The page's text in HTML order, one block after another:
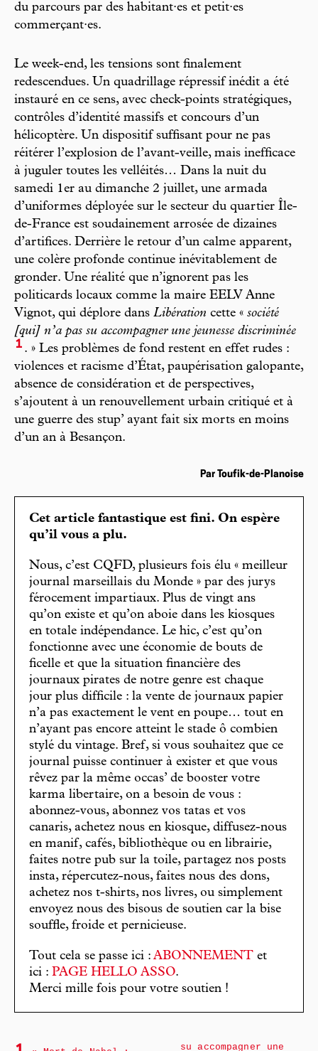
du parcours par des habitant·es et petit·es
commerçant·es.
Le week-end, les tensions sont finalement
redescendues. Un quadrillage répressif inédit a été
instauré en ce sens, avec check-points stratégiques,
contrôles d’identité massifs et concours d’un
hélicoptère. Un dispositif suffisant pour ne pas
réitérer l’explosion de l’avant-veille, mais inefficace
à juguler toutes les velléités… Dans la nuit du
samedi 1er au dimanche 2 juillet, une armada
d’uniformes déployée sur le secteur du quartier Île-
de-France est soudainement arrosée de dizaines
d’artifices. Derrière le retour d’un calme apparent,
une colère profonde continue inévitablement de
gronder. Une réalité que n’ignorent pas les
politicards locaux comme la maire EELV Anne
Vignot, qui déplore dans Libération cette « société
[qui] n’a pas su accompagner une jeunesse discriminée
1 . » Les problèmes de fond restent en effet rudes :
violences et racisme d’État, paupérisation galopante,
absence de considération et de perspectives,
s’ajoutent à un renouvellement urbain critiqué et à
une guerre des stup’ ayant fait six morts en moins
d’un an à Besançon.
Par Toufik-de-Planoise
Cet article fantastique est fini. On espère
qu’il vous a plu.
Nous, c’est CQFD, plusieurs fois élu « meilleur
journal marseillais du Monde » par des jurys
férocement impartiaux. Plus de vingt ans
qu’on existe et qu’on aboie dans les kiosques
en totale indépendance. Le hic, c’est qu’on
fonctionne avec une économie de bouts de
ficelle et que la situation financière des
journaux pirates de notre genre est chaque
jour plus difficile : la vente de journaux papier
n’a pas exactement le vent en poupe… tout en
n’ayant pas encore atteint le stade ô combien
stylé du vintage. Bref, si vous souhaitez que ce
journal puisse continuer à exister et que vous
rêvez par la même occas’ de booster votre
karma libertaire, on a besoin de vous :
abonnez-vous, abonnez vos tatas et vos
canaris, achetez nous en kiosque, diffusez-nous
en manif, cafés, bibliothèque ou en librairie,
faites notre pub sur la toile, partagez nos posts
insta, répercutez-nous, faites nous des dons,
achetez nos t-shirts, nos livres, ou simplement
envoyez nous des bisous de soutien car la bise
souffle, froide et pernicieuse.
Tout cela se passe ici : ABONNEMENT et
ici : PAGE HELLO ASSO.
Merci mille fois pour votre soutien !
su accompagner une